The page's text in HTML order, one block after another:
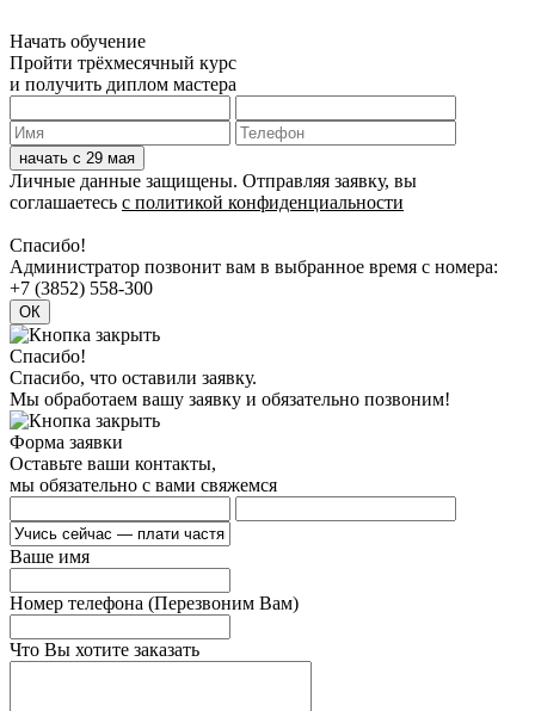
Начать обучение
Пройти трёхмесячный курс
и получить диплом мастера
Личные данные защищены. Отправляя заявку, вы
соглашаетесь с политикой конфиденциальности
Спасибо!
Админиcтратор позвонит вам в выбранное время с номера:
+7 (3852) 558-300
Спасибо!
Спасибо, что оставили заявку.
Мы обработаем вашу заявку и обязательно позвоним!
Форма заявки
Оставьте ваши контакты,
мы обязательно с вами свяжемся
Ваше имя
Номер телефона (Перезвоним Вам)
Что Вы хотите заказать